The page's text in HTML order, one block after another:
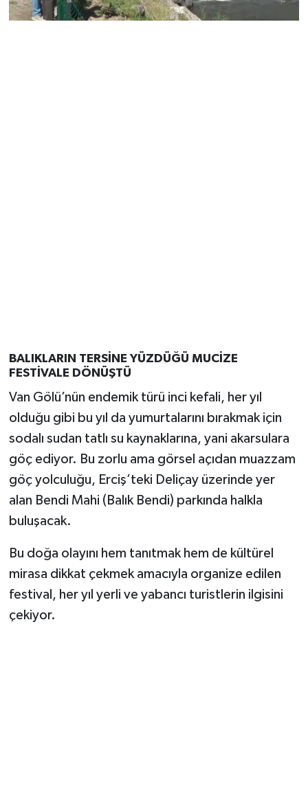
BALIKLARIN TERSİNE YÜZDÜĞÜ MUCİZE
FESTİVALE DÖNÜŞTÜ
Van Gölü’nün endemik türü inci kefali, her yıl
olduğu gibi bu yıl da yumurtalarını bırakmak için
sodalı sudan tatlı su kaynaklarına, yani akarsulara
göç ediyor. Bu zorlu ama görsel açıdan muazzam
göç yolculuğu, Erciş’teki Deliçay üzerinde yer
alan Bendi Mahi (Balık Bendi) parkında halkla
buluşacak.
Bu doğa olayını hem tanıtmak hem de kültürel
mirasa dikkat çekmek amacıyla organize edilen
festival, her yıl yerli ve yabancı turistlerin ilgisini
çekiyor.